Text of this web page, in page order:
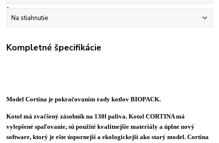
Na stiahnutie
Kompletné špecifikácie
Model Cortina je pokračovaním rady kotlov BIOPACK.
Kotol má zvačšený zásobník na 130l paliva. Kotol CORTINA má
vylepšené spaľovanie, sú použité kvalitnejšie materiály a úplne nový
software, ktorý je ešte úspornejší a ekologickejší ako starý model. Cortina